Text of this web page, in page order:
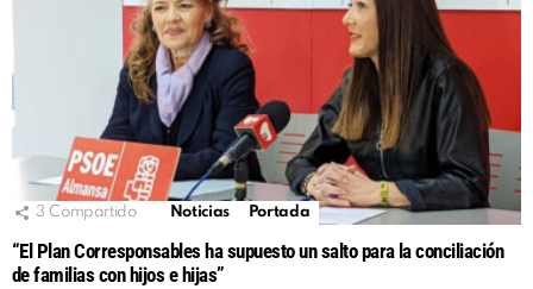
3 Compartido Noticias Portada
“El Plan Corresponsables ha supuesto un salto para la conciliación
de familias con hijos e hijas”